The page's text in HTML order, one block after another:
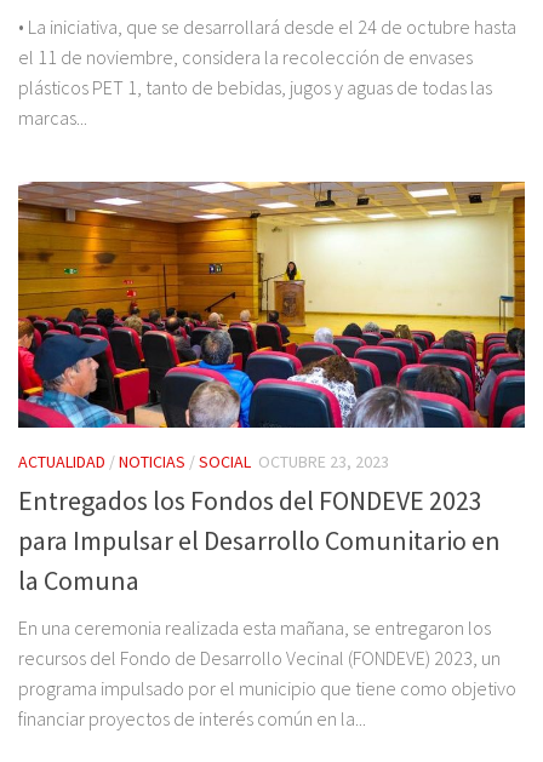
• La iniciativa, que se desarrollará desde el 24 de octubre hasta
el 11 de noviembre, considera la recolección de envases
plásticos PET 1, tanto de bebidas, jugos y aguas de todas las
marcas...
ACTUALIDAD /NOTICIAS /SOCIAL OCTUBRE 23, 2023
Entregados los Fondos del FONDEVE 2023
para Impulsar el Desarrollo Comunitario en
la Comuna
En una ceremonia realizada esta mañana, se entregaron los
recursos del Fondo de Desarrollo Vecinal (FONDEVE) 2023, un
programa impulsado por el municipio que tiene como objetivo
financiar proyectos de interés común en la...